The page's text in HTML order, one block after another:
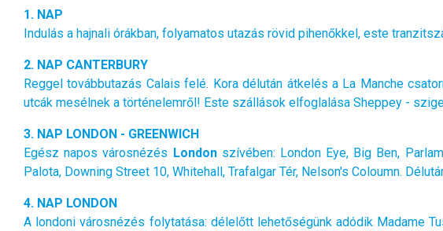
1. NAP
Indulás a hajnali órákban, folyamatos utazás rövid pihenőkkel, este
2. NAP CANTERBURY
Reggel továbbutazás Calais felé. Kora délután átkelés a La Manche
utcák mesélnek a történelemről! Este szállások elfoglalása Sheppey -
3. NAP LONDON - GREENWICH
Egész napos városnézés London szívében: London Eye, Big Ben,
Palota, Downing Street 10, Whitehall, Trafalgar Tér, Nelson's Coloumn.
4. NAP LONDON
A londoni városnézés folytatása: délelőtt lehetőségünk adódik Madame